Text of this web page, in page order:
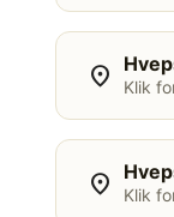
location_on Klik
location_on Klik